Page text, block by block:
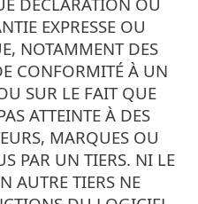
EXPRESSE OU
NOTAMMENT DES
CONFORMITÉ À UN
SUR LE FAIT QUE
ATTEINTE À DES
MARQUES OU
PAR UN TIERS. NI LE
AUTRE TIERS NE